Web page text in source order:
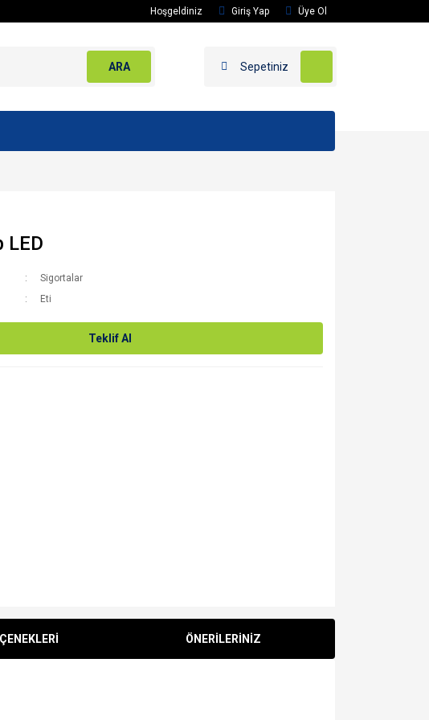
Hoşgeldiniz Giriş Yap Üye Ol
ARA Sepetiniz
LED
Sigortalar
Eti
Teklif Al
ÖNERİLERİNİZ